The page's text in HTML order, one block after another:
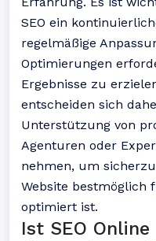
SEO ein
regelmäßige
Optimierungen
Ergebnisse zu
entscheiden sich
Unterstützung von
Agenturen oder
nehmen, um
Website bestmöglich
optimiert ist.
Ist SEO